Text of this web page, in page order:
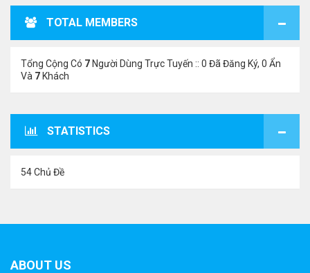
TOTAL MEMBERS
Tổng Cộng Có 7 Người Dùng Trực Tuyến :: 0 Đã Đăng Ký, 0 Ẩn
Và 7 Khách
STATISTICS
54 Chủ Đề
ABOUT US